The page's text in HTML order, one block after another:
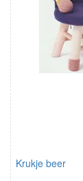
Krukje beer